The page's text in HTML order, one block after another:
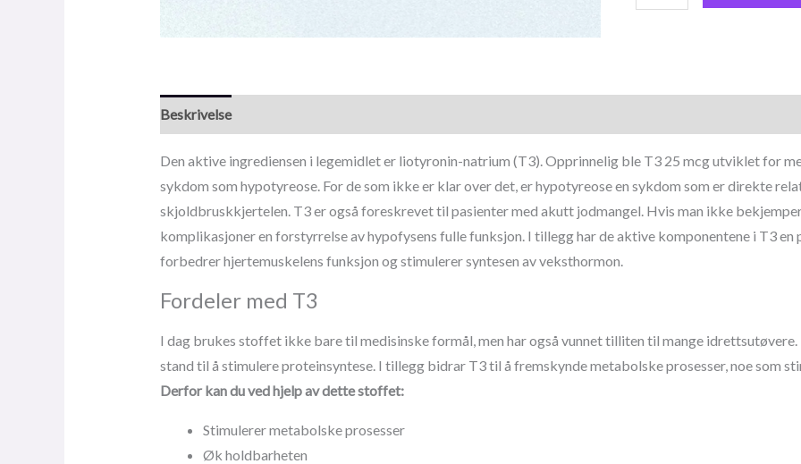
Beskrivelse
Den aktive ingrediensen i legemidlet er liotyronin-natrium (T3). Opprinnelig ble T3 25 mcg utviklet for
sykdom som hypotyreose. For de som ikke er klar over det, er hypotyreose en sykdom som er direkte
skjoldbruskkjertelen. T3 er også foreskrevet til pasienter med akutt jodmangel. Hvis man ikke
komplikasjoner en forstyrrelse av hypofysens fulle funksjon. I tillegg har de aktive komponentene i T3
forbedrer hjertemuskelens funksjon og stimulerer syntesen av veksthormon.
Fordeler med T3
I dag brukes stoffet ikke bare til medisinske formål, men har også vunnet tilliten til mange
stand til å stimulere proteinsyntese. I tillegg bidrar T3 til å fremskynde metabolske prosesser, noe som
Derfor kan du ved hjelp av dette stoffet:
Stimulerer metabolske prosesser
Øk holdbarheten